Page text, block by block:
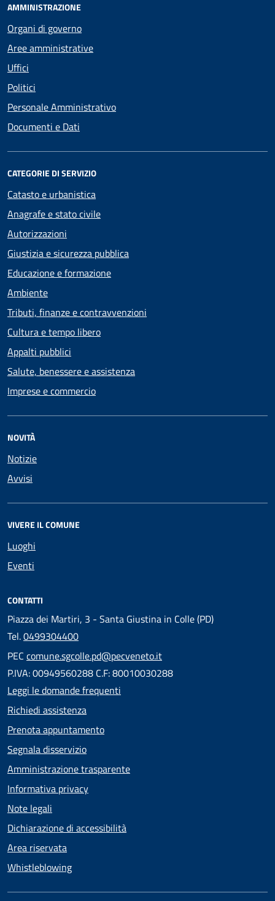
AMMINISTRAZIONE
Organi di governo
Aree amministrative
Uffici
Politici
Personale Amministrativo
Documenti e Dati
CATEGORIE DI SERVIZIO
Catasto e urbanistica
Anagrafe e stato civile
Autorizzazioni
Giustizia e sicurezza pubblica
Educazione e formazione
Ambiente
Tributi, finanze e contravvenzioni
Cultura e tempo libero
Appalti pubblici
Salute, benessere e assistenza
Imprese e commercio
NOVITÀ
Notizie
Avvisi
VIVERE IL COMUNE
Luoghi
Eventi
CONTATTI
Piazza dei Martiri, 3 - Santa Giustina in Colle (PD)
Tel.0499304400
PEC comune.sgcolle.pd@pecveneto.it
P.IVA: 00949560288 C.F: 80010030288
Leggi le domande frequenti
Richiedi assistenza
Prenota appuntamento
Segnala disservizio
Amministrazione trasparente
Informativa privacy
Note legali
Dichiarazione di accessibilità
Area riservata
Whistleblowing